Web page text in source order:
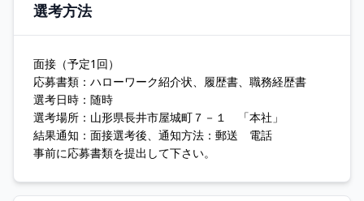
選考方法
面接（予定1回）
応募書類：ハローワーク紹介状、履歴書、職務経歴書
選考日時：随時
選考場所：山形県長井市屋城町７－１ 「本社」
結果通知：面接選考後、通知方法：郵送 電話
事前に応募書類を提出して下さい。